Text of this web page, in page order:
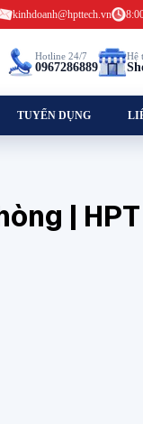
kinhdoanh@hpttech.vn
Hotline 24/7
0967286889
Hệ
TUYỂN DỤNG
|